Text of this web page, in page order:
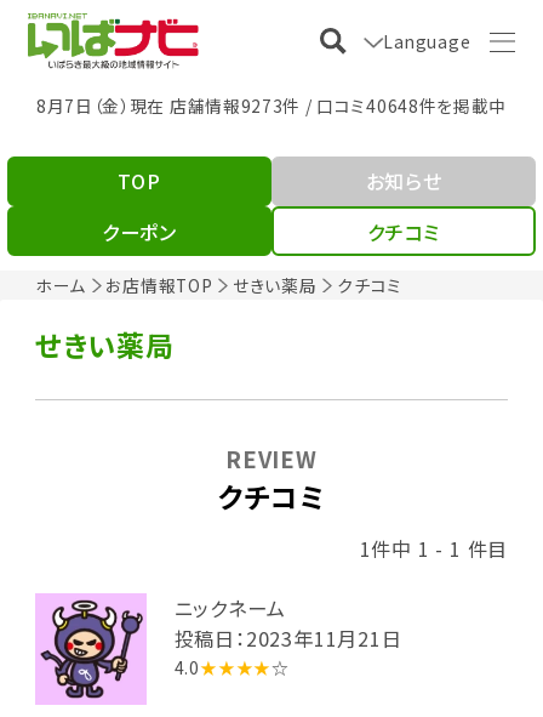
Language
8月7日（金）現在 店舗情報9273件 / 口コミ40648件を掲載中
ホーム お店情報TOP せきい薬局 クチコミ
TOP
お知らせ
クーポン
クチコミ
せきい薬局
クチコミ
REVIEW
1件中 1 - 1 件目
ニックネーム
投稿日：2023年11月21日
4.0★★★★☆